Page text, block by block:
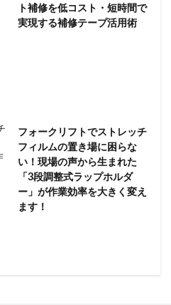
ト補修を低コスト・短時間で
実現する補修テープ活用術
フォークリフトでストレッチ
フィルムの置き場に困らな
い！現場の声から生まれた
「3段調整式ラップホルダ
ー」が作業効率を大きく変え
ます！